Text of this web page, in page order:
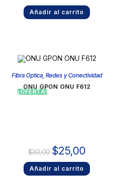
Añadir al carrito
¡OFERTA!
Fibra Optica, Redes y Conectividad
ONU GPON ONU F612
$30,00 $25,00
Añadir al carrito